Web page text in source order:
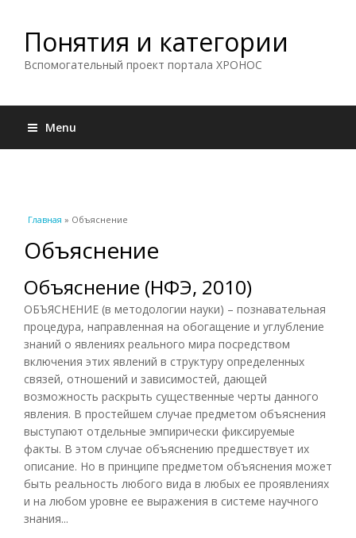
Понятия и категории
Вспомогательный проект портала ХРОНОС
Menu
Вы здесь
Главная » Объяснение
Объяснение
Объяснение (НФЭ, 2010)
ОБЪЯСНЕНИЕ (в методологии науки) – познавательная
процедура, направленная на обогащение и углубление
знаний о явлениях реального мира посредством
включения этих явлений в структуру определенных
связей, отношений и зависимостей, дающей
возможность раскрыть существенные черты данного
явления. В простейшем случае предметом объяснения
выступают отдельные эмпирически фиксируемые
факты. В этом случае объяснению предшествует их
описание. Но в принципе предметом объяснения может
быть реальность любого вида в любых ее проявлениях
и на любом уровне ее выражения в системе научного
знания...